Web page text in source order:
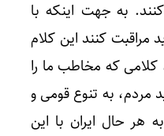
به جهت اینکه با
مراقبت کنند این کلام
که مخاطب ما را
مردم، به تنوع قومی و
هر حال ایران با این